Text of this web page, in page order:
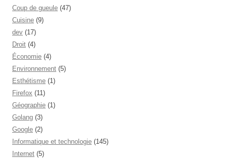
Coup de gueule (47)
Cuisine (9)
dev (17)
Droit (4)
Économie (4)
Environnement (5)
Esthétisme (1)
Firefox (11)
Géographie (1)
Golang (3)
Google (2)
Informatique et technologie (145)
Internet (5)